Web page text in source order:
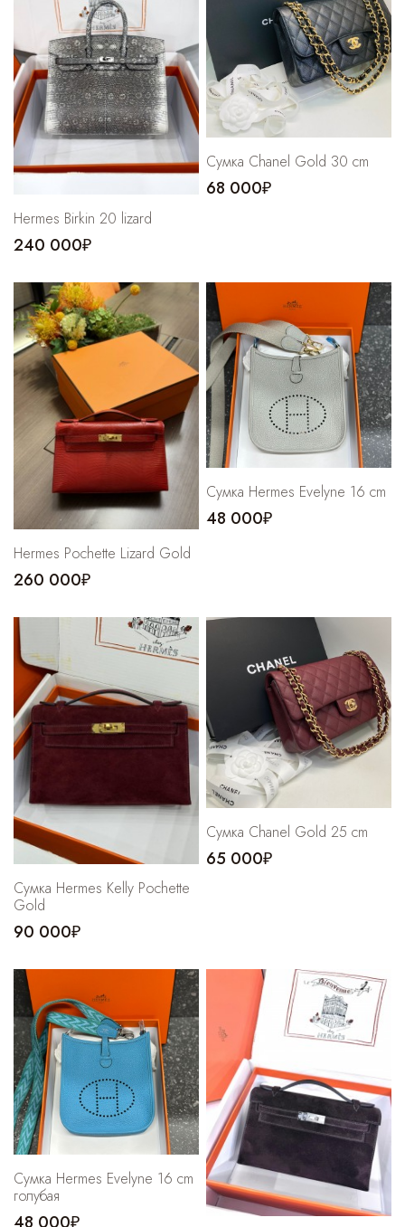
Hermes Birkin 20 lizard
240 000₽
Cумка Chanel Gold 30 cm
68 000₽
Hermes Pochette Lizard Gold
260 000₽
Сумка Hermes Evelyne 16 cm
48 000₽
Сумка Hermes Kelly Pochette
Gold
90 000₽
Cумка Chanel Gold 25 cm
65 000₽
Сумка Hermes Evelyne 16 cm
голубая
Cпортивные брюки
Комбинезоны